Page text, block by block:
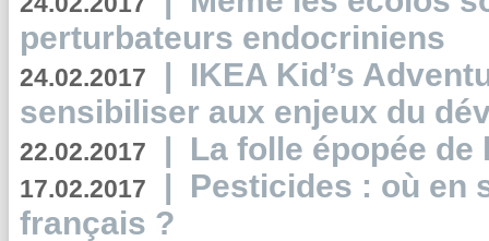
perturbateurs endocriniens
24.02.2017 | IKEA Kid’s
sensibiliser aux enjeux du
22.02.2017 | La folle épopée de
17.02.2017 | Pesticides : où en
français ?